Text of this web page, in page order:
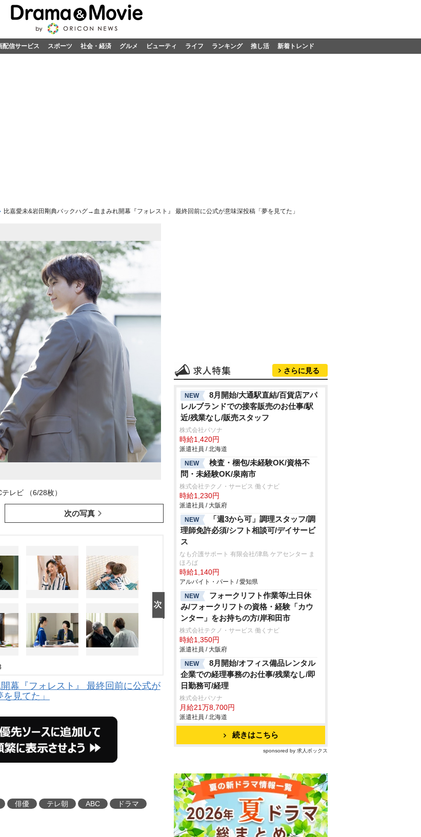
配信サービス スポーツ 社会・経済 グルメ ビューティ ライフ ランキング 推し活 新着トレンド
比嘉愛未&岩田剛典バックハグ→血まみれ開幕『フォレスト』 最終回前に公式が意味深投稿「夢を見てた」
レビ （6/28枚）
次の写真
幕『フォレスト』 最終回前に公式が
見てた」
俳優 テレ朝 ABC
ドラマ
さらに見る
NEW
8月開始/大通駅直結/百貨店アパ
レルブランドでの接客販売のお仕事/駅
近/残業なし/販売スタッフ
株式会社パソナ
時給1,420円
派遣社員 / 北海道
NEW
検査・梱包/未経験OK/資格不
問・未経験OK/泉南市
株式会社テクノ・サービス 働くナビ
時給1,230円
派遣社員 / 大阪府
NEW
「週3から可」調理スタッフ/調
理師免許必須/シフト相談可/デイサービ
ス
なも介護サポート 有限会社/津島 ケアセンター ま
ほろば
時給1,140円
アルバイト・パート / 愛知県
NEW
フォークリフト作業等/土日休
み/フォークリフトの資格・経験「カウ
ンター」をお持ちの方/岸和田市
株式会社テクノ・サービス 働くナビ
時給1,350円
派遣社員 / 大阪府
NEW
8月開始/オフィス備品レンタル
企業での経理事務のお仕事/残業なし/即
日勤務可/経理
株式会社パソナ
月給21万8,700円
派遣社員 / 北海道
続きはこちら
sponsored by 求人ボックス